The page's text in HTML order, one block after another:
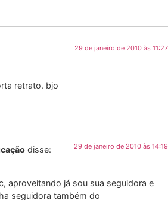
29 de janeiro de 2010 às 11:27
retrato. bjo
disse: 29 de janeiro de 2010 às 14:19
aproveitando já sou sua seguidora e
seguidora também do